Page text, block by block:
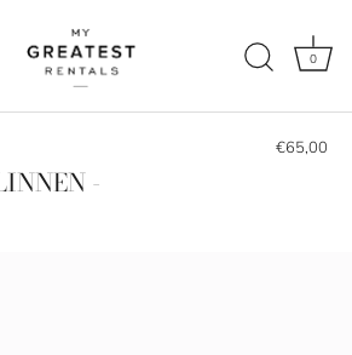
0
€65,00
-